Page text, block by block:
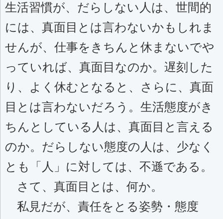
生活習慣が、だらしない人は、世間的
には、真面目とは言わないかもしれま
せんが、仕事をきちんと休まないでや
っていれば、真面目なのか。遅刻した
り、よく休むとなると、さらに、真面
目とは言わないだろう。生活態度がき
ちんとしている人は、真面目と言える
のか。だらしない態度の人は、少なく
とも「人」に対しては、不遜である。
さて、真面目とは、何か。
私見だが、責任をとる姿勢・態度